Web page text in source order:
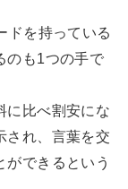
ドを持っている
のも1つの手で
に比べ割安にな
され、言葉を交
ができるという